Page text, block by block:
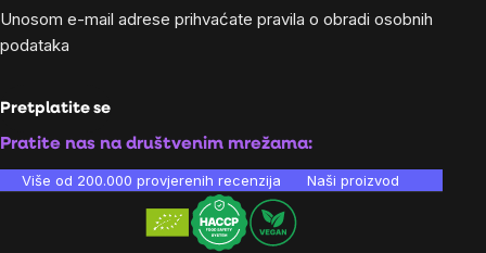
Unosom e-mail adrese prihvaćate pravila o obradi osobnih
podataka
Pretplatite se
Pratite nas na društvenim mrežama:
Više od 200.000 provjerenih recenzija Naši proizvodi su